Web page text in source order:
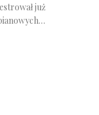
już